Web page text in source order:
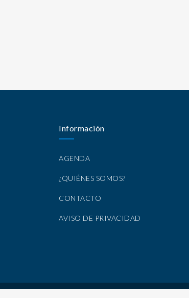
Información
AGENDA
¿QUIÉNES SOMOS?
CONTACTO
AVISO DE PRIVACIDAD